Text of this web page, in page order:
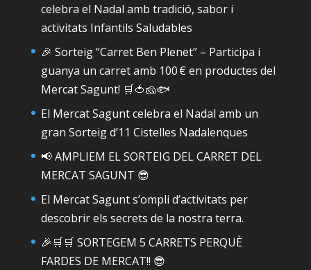
celebra el Nadal amb tradició, sabor i
activitats Infantils Saludables
🎉 Sorteig “Carret Ben Plenet” – Participa i
guanya un carret amb 100 € en productes del
Mercat Sagunt! 🛒🍅🧀🐟
El Mercat Sagunt celebra el Nadal amb un
gran Sorteig d’11 Cistelles Nadalenques
📢 AMPLIEM EL SORTEIG DEL CARRET DEL
MERCAT SAGUNT 😎
El Mercat Sagunt s’ompli d’activitats per
descobrir els secrets de la nostra terra.
🎉🛒🛒 SORTEGEM 5 CARRETS PERQUÈ
FARDES DE MERCAT!! 😎